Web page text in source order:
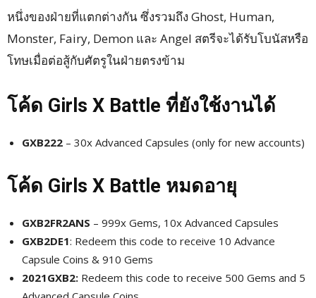
หนึ่งของฝ่ายที่แตกต่างกัน ซึ่งรวมถึง Ghost, Human,
Monster, Fairy, Demon และ Angel สตรีจะได้รับโบนัสหรือ
โทษเมื่อต่อสู้กับศัตรูในฝ่ายตรงข้าม
โค้ด Girls X Battle ที่ยังใช้งานได้
GXB222 – 30x Advanced Capsules (only for new accounts)
โค้ด Girls X Battle หมดอายุ
GXB2FR2ANS – 999x Gems, 10x Advanced Capsules
GXB2DE1: Redeem this code to receive 10 Advance
Capsule Coins & 910 Gems
2021GXB2: Redeem this code to receive 500 Gems and 5